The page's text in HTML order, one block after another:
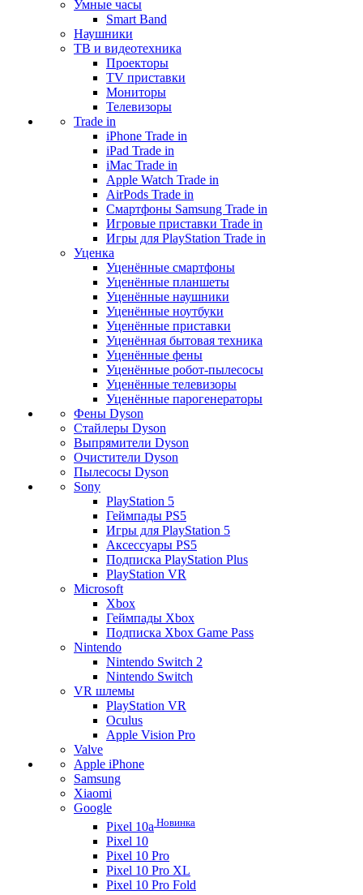
Умные часы
Smart Band
Наушники
ТВ и видеотехника
Проекторы
TV приставки
Мониторы
Телевизоры
Trade in
iPhone Trade in
iPad Trade in
iMac Trade in
Apple Watch Trade in
AirPods Trade in
Смартфоны Samsung Trade in
Игровые приставки Trade in
Игры для PlayStation Trade in
Уценка
Уценённые смартфоны
Уценённые планшеты
Уценённые наушники
Уценённые ноутбуки
Уценённые приставки
Уценённая бытовая техника
Уценённые фены
Уценённые робот-пылесосы
Уценённые телевизоры
Уценённые парогенераторы
Фены Dyson
Стайлеры Dyson
Выпрямители Dyson
Очистители Dyson
Пылесосы Dyson
Sony
PlayStation 5
Геймпады PS5
Игры для PlayStation 5
Аксессуары PS5
Подписка PlayStation Plus
PlayStation VR
Microsoft
Xbox
Геймпады Xbox
Подписка Xbox Game Pass
Nintendo
Nintendo Switch 2
Nintendo Switch
VR шлемы
PlayStation VR
Oculus
Apple Vision Pro
Valve
Apple iPhone
Samsung
Xiaomi
Google
Pixel 10a Новинка
Pixel 10
Pixel 10 Pro
Pixel 10 Pro XL
Pixel 10 Pro Fold